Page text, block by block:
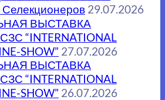
Селекционеров 29.07.2026
ВЫСТАВКА
“INTERNATIONAL
SHOW” 27.07.2026
ВЫСТАВКА
“INTERNATIONAL
SHOW” 26.07.2026